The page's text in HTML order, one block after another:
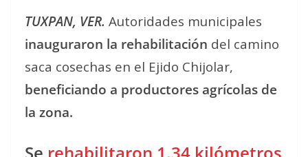
TUXPAN, VER. Autoridades municipales
inauguraron la rehabilitación del camino
saca cosechas en el Ejido Chijolar,
beneficiando a productores agrícolas de
la zona.